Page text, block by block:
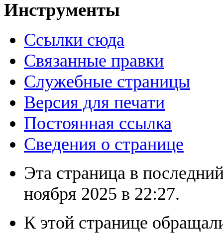
Инструменты
Ссылки сюда
Связанные правки
Служебные страницы
Версия для печати
Постоянная ссылка
Сведения о странице
Эта страница в
ноября 2025 в 22:27.
К этой странице